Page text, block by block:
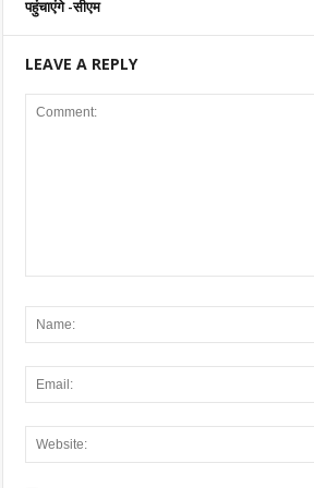
पहुंचाएंगे -सीएम
LEAVE A REPLY